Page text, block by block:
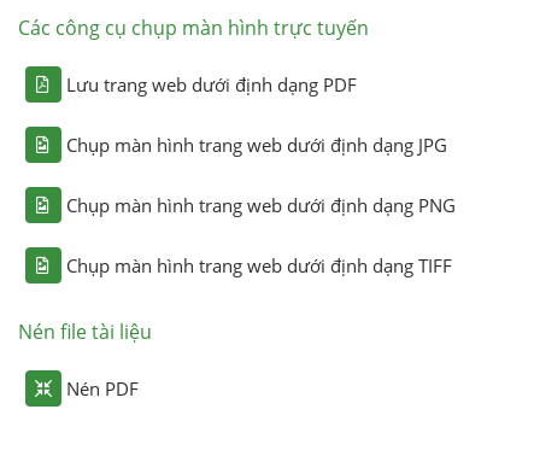
Các công cụ chụp màn hình trực tuyến
Lưu trang web dưới định dạng PDF
Chụp màn hình trang web dưới định dạng JPG
Chụp màn hình trang web dưới định dạng PNG
Chụp màn hình trang web dưới định dạng TIFF
Nén file tài liệu
Nén PDF